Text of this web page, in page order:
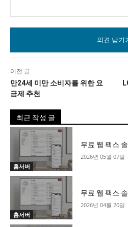
이전 글
만24세 미만 소비자를 위한 요
금제 추천
최근 작성 글
홈서버
무료 웹 팩스 솔
2026년 05월 07일
홈서버
무료 웹 팩스 솔
2026년 04월 20일